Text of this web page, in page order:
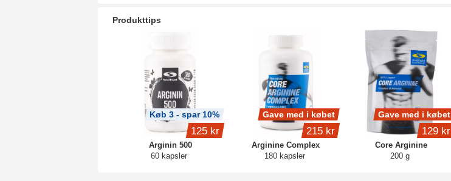
Produkttips
Arginin 500
60 kapsler
Køb 3 - spar 10%
125 kr
Arginine Complex
180 kapsler
Gave med i købet
215 kr
Core Arginine
200 g
Gave med i købet
129 kr